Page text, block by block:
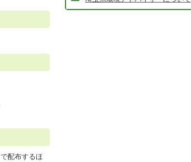
配布するほ